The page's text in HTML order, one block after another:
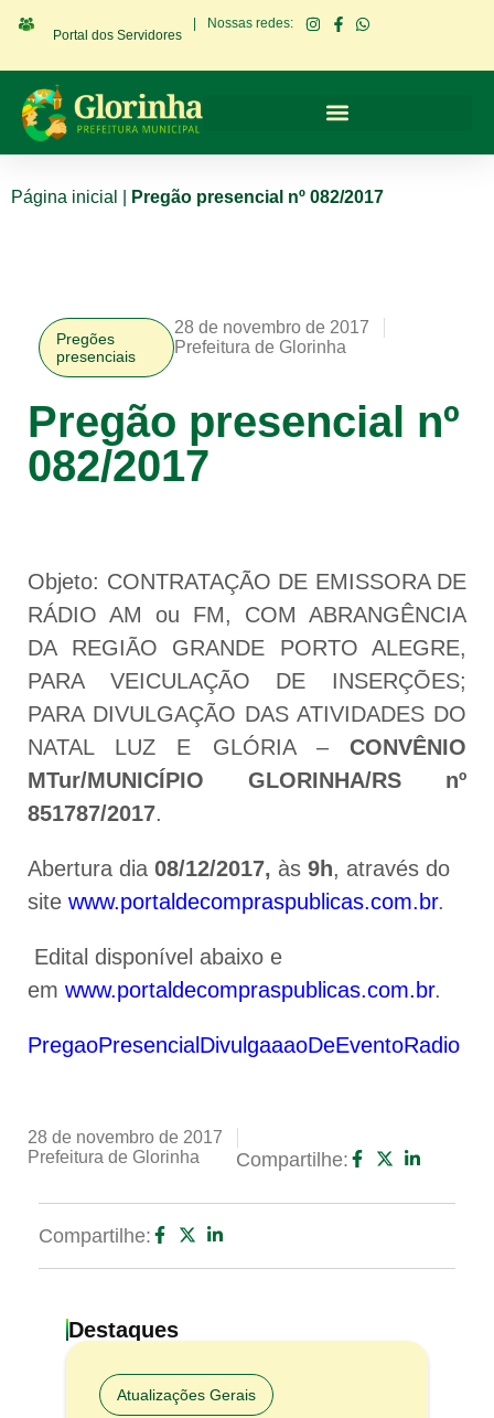
Portal dos Servidores
Nossas redes:
Página inicial Pregão presencial nº 082/2017
Pregões
presenciais
28 de novembro de 2017
Prefeitura de Glorinha
Pregão presencial nº
082/2017
Objeto: CONTRATAÇÃO DE EMISSORA DE
RÁDIO AM ou FM, COM ABRANGÊNCIA
DA REGIÃO GRANDE PORTO ALEGRE,
PARA VEICULAÇÃO DE INSERÇÕES;
PARA DIVULGAÇÃO DAS ATIVIDADES DO
NATAL LUZ E GLÓRIA – CONVÊNIO
MTur/MUNICÍPIO GLORINHA/RS nº
851787/2017.
Abertura dia 08/12/2017, às 9h, através do
site www.portaldecompraspublicas.com.br.
Edital disponível abaixo e
em www.portaldecompraspublicas.com.br.
PregaoPresencialDivulgaaaoDeEventoRadio
28 de novembro de 2017
Prefeitura de Glorinha
Compartilhe:
Compartilhe:
Destaques
Atualizações Gerais